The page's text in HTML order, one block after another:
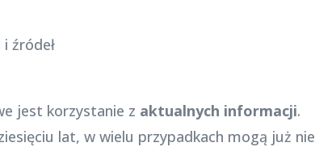
jest korzystanie z aktualnych informacji.
lat, w wielu przypadkach mogą już nie